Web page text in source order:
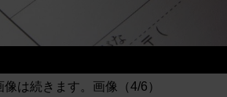
像は続きます。画像（4/6）